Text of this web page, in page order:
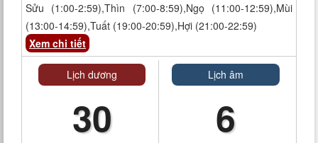
Sửu (1:00-2:59),Thìn (7:00-8:59),Ngọ (11:00-12:59),Mùi
(13:00-14:59),Tuất (19:00-20:59),Hợi (21:00-22:59)
Xem chi tiết
Lịch dương
30
Lịch âm
6